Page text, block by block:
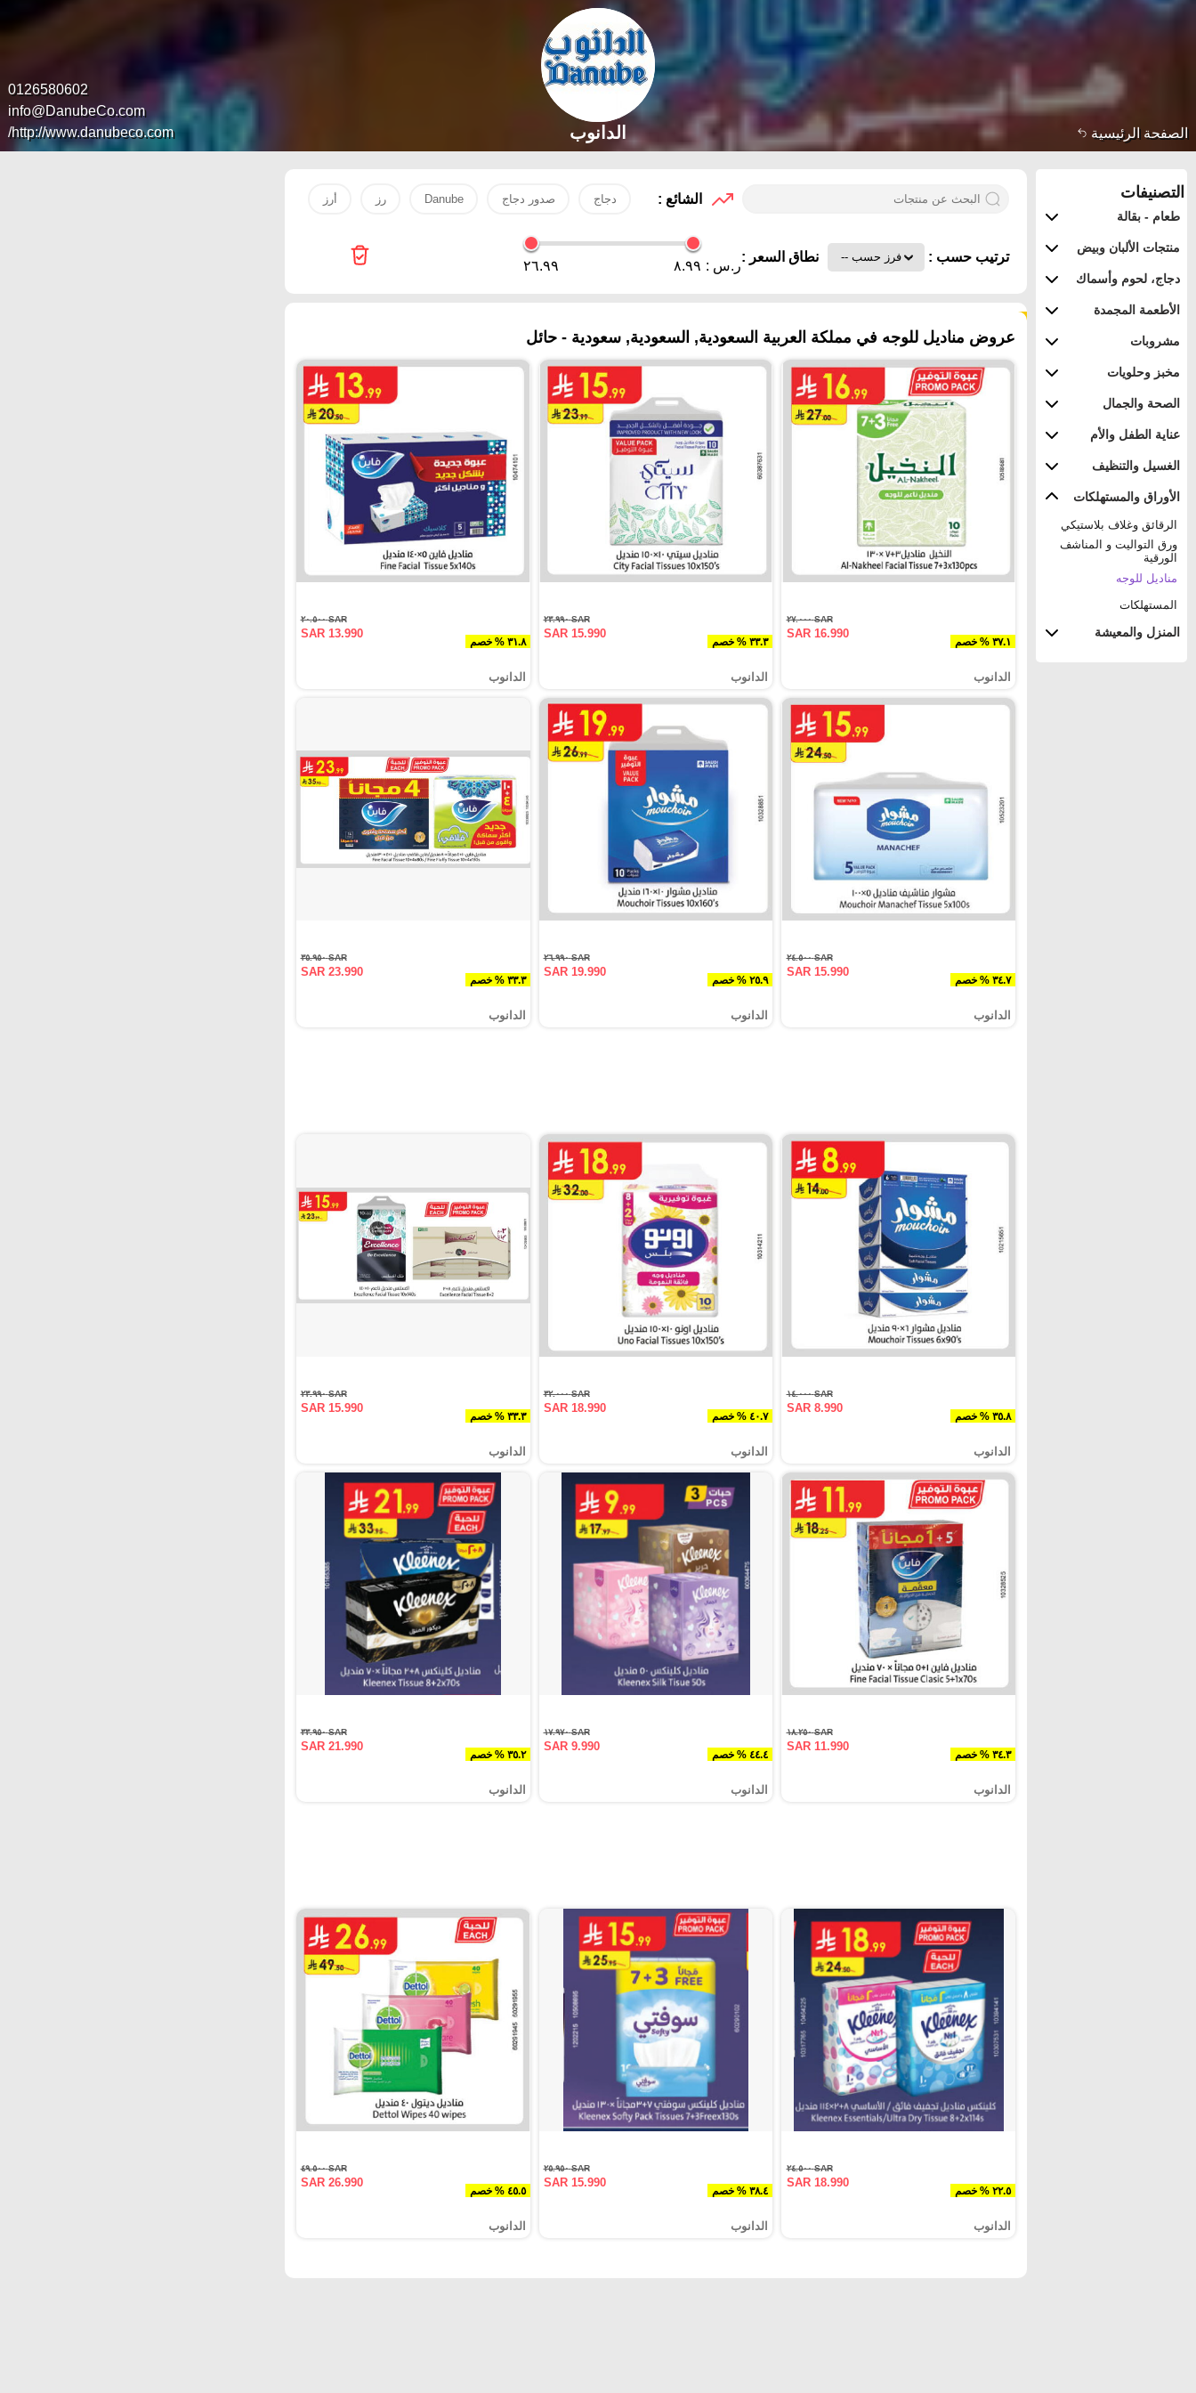
الصفحة الرئيسية
0126580602
info@DanubeCo.com
http://www.danubeco.com/
الدانوب
التصنيفات
طعام - بقالة
منتجات الألبان وبيض
دجاج، لحوم وأسماك
الأطعمة المجمدة
مشروبات
مخبز وحلويات
الصحة والجمال
عناية الطفل والأم
الغسيل والتنظيف
الأوراق والمستهلكات
الرقائق وغلاف بلاستيكي
ورق التواليت و المناشف
الورقية
مناديل للوجه
المستهلكات
المنزل والمعيشة
الشائع : دجاج صدور دجاج Danube رز أرز
ترتيب حسب : نطاق السعر :
ر.س : ٨.٩٩ ٢٦.٩٩
عروض مناديل للوجه في مملكة العربية السعودية, السعودية, سعودية - حائل‎
٣٧.١ % خصم
SAR ٢٧.٠٠٠
SAR 16.990
الدانوب
٣٣.٣ % خصم
SAR ٢٣.٩٩٠
SAR 15.990
الدانوب
٣١.٨ % خصم
SAR ٢٠.٥٠٠
SAR 13.990
الدانوب
٣٤.٧ % خصم
SAR ٢٤.٥٠٠
SAR 15.990
الدانوب
٢٥.٩ % خصم
SAR ٢٦.٩٩٠
SAR 19.990
الدانوب
٣٣.٣ % خصم
SAR ٣٥.٩٥٠
SAR 23.990
الدانوب
٣٥.٨ % خصم
SAR ١٤.٠٠٠
SAR 8.990
الدانوب
٤٠.٧ % خصم
SAR ٣٢.٠٠٠
SAR 18.990
الدانوب
٣٣.٣ % خصم
SAR ٢٣.٩٩٠
SAR 15.990
الدانوب
٣٤.٣ % خصم
SAR ١٨.٢٥٠
SAR 11.990
الدانوب
٤٤.٤ % خصم
SAR ١٧.٩٧٠
SAR 9.990
الدانوب
٣٥.٢ % خصم
SAR ٣٣.٩٥٠
SAR 21.990
الدانوب
٢٢.٥ % خصم
SAR ٢٤.٥٠٠
SAR 18.990
الدانوب
٣٨.٤ % خصم
SAR ٢٥.٩٥٠
SAR 15.990
الدانوب
٤٥.٥ % خصم
SAR ٤٩.٥٠٠
SAR 26.990
الدانوب